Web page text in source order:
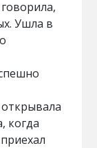
Ушла в
когда